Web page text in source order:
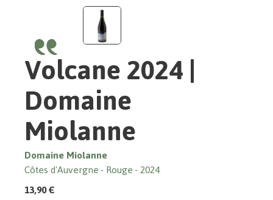
Volcane 2024 |
Domaine
Miolanne
Domaine Miolanne
Côtes d'Auvergne Rouge 2024
13,90 €